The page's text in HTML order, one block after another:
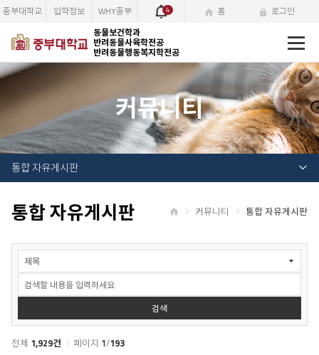
동물보건학과
반려동물사육학전공
반려동물행동복지학전공
메
뉴
중부대학교 입학정보 WHY중부 4 홈 로그인
커뮤니티
통합 자유게시판
통합 자유게시판 커뮤니티 통합 자유게시판
자
시
검
검색
전체 1,929건 페이지 1/193